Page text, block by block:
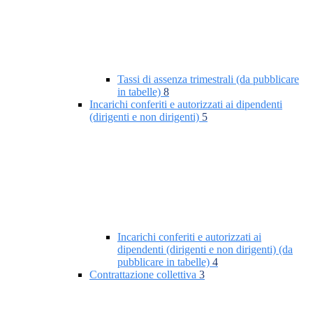
Tassi di assenza trimestrali (da pubblicare
in tabelle) 8
Incarichi conferiti e autorizzati ai dipendenti
(dirigenti e non dirigenti) 5
Incarichi conferiti e autorizzati ai
dipendenti (dirigenti e non dirigenti) (da
pubblicare in tabelle) 4
Contrattazione collettiva 3